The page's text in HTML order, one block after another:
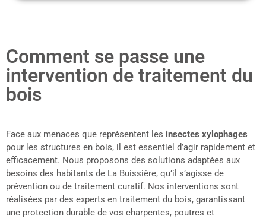
Comment se passe une
intervention de traitement du
bois
Face aux menaces que représentent les insectes xylophages
pour les structures en bois, il est essentiel d’agir rapidement et
efficacement. Nous proposons des solutions adaptées aux
besoins des habitants de La Buissière, qu’il s’agisse de
prévention ou de traitement curatif. Nos interventions sont
réalisées par des experts en traitement du bois, garantissant
une protection durable de vos charpentes, poutres et